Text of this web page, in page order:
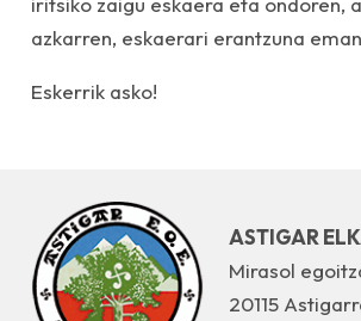
azkarren, eskaerari erantzuna
Eskerrik asko!
ASTIGAR
Mirasol
20115